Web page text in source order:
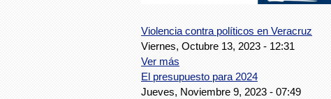
Violencia contra políticos en Veracruz
Viernes, Octubre 13, 2023 - 12:31
Ver más
El presupuesto para 2024
Jueves, Noviembre 9, 2023 - 07:49